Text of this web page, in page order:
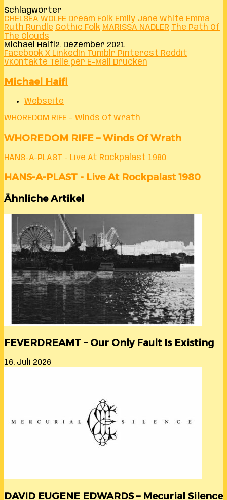
Schlagwörter
CHELSEA WOLFE Dream Folk Emily Jane White Emma
Ruth Rundle Gothic Folk MARISSA NADLER The Path Of
The Clouds
Michael Haifl 2. Dezember 2021
Facebook X LinkedIn Tumblr Pinterest Reddit
VKontakte Teile per E-Mail Drucken
Michael Haifl
Webseite
WHOREDOM RIFE – Winds Of Wrath
WHOREDOM RIFE – Winds Of Wrath
HANS-A-PLAST - Live At Rockpalast 1980
HANS-A-PLAST - Live At Rockpalast 1980
Ähnliche Artikel
FEVERDREAMT – Our Only Fault Is Existing
16. Juli 2026
DAVID EUGENE EDWARDS – Mecurial Silence